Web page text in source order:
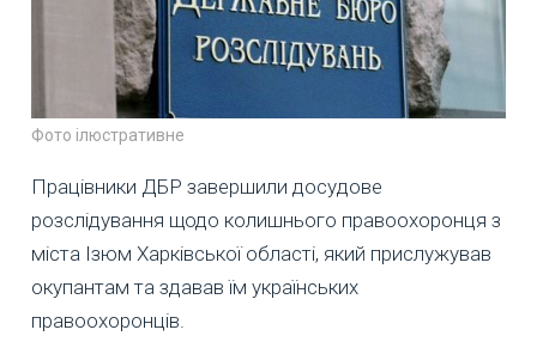
Фото ілюстративне
Працівники ДБР завершили досудове
розслідування щодо колишнього правоохоронця з
міста Ізюм Харківської області, який прислужував
окупантам та здавав їм українських
правоохоронців.